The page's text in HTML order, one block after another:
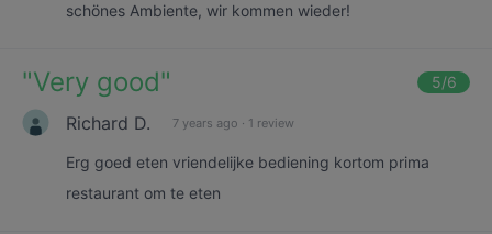
schönes Ambiente, wir kommen wieder!
"Very good" 5/6
Richard D. 7 years ago · 1 review
Erg goed eten vriendelijke bediening kortom prima
restaurant om te eten